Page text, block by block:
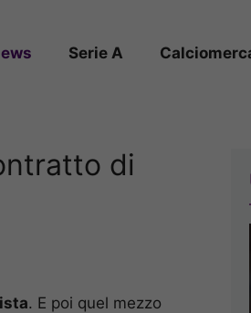
Serie A
di
. E poi quel mezzo